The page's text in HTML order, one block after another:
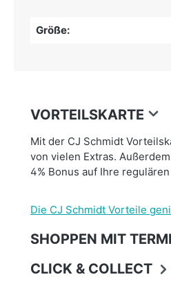
Größe:
VORTEILSKARTE
Mit der CJ Schmidt
von vielen Extras.
4% Bonus auf Ihre
Die CJ Schmidt Vorteile
SHOPPEN MIT
CLICK & COLLECT